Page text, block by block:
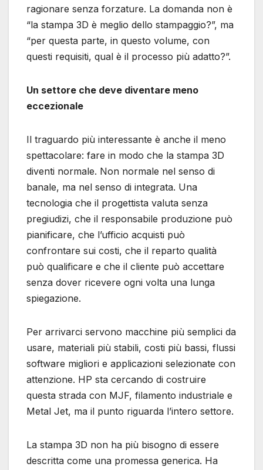
ragionare senza forzature. La domanda non è
“la stampa 3D è meglio dello stampaggio?”, ma
“per questa parte, in questo volume, con
questi requisiti, qual è il processo più adatto?”.
Un settore che deve diventare meno
eccezionale
Il traguardo più interessante è anche il meno
spettacolare: fare in modo che la stampa 3D
diventi normale. Non normale nel senso di
banale, ma nel senso di integrata. Una
tecnologia che il progettista valuta senza
pregiudizi, che il responsabile produzione può
pianificare, che l’ufficio acquisti può
confrontare sui costi, che il reparto qualità
può qualificare e che il cliente può accettare
senza dover ricevere ogni volta una lunga
spiegazione.
Per arrivarci servono macchine più semplici da
usare, materiali più stabili, costi più bassi, flussi
software migliori e applicazioni selezionate con
attenzione. HP sta cercando di costruire
questa strada con MJF, filamento industriale e
Metal Jet, ma il punto riguarda l’intero settore.
La stampa 3D non ha più bisogno di essere
descritta come una promessa generica. Ha